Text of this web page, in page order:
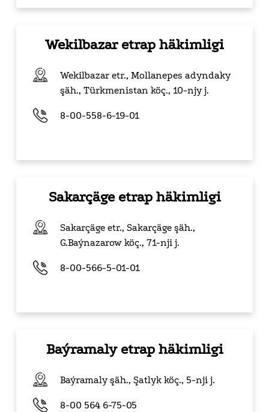
Wekilbazar etrap häkimligi
Wekilbazar etr., Mollanepes adyndaky
şäh., Türkmenistan köç., 10-njy j.
8-00-558-6-19-01
Sakarçäge etrap häkimligi
Sakarçäge etr., Sakarçäge şäh.,
G.Baýnazarow köç.,71-nji j.
8-00-566-5-01-01
Baýramaly etrap häkimligi
Baýramaly şäh., Şatlyk köç., 5-nji j.
8-00 564 6-75-05